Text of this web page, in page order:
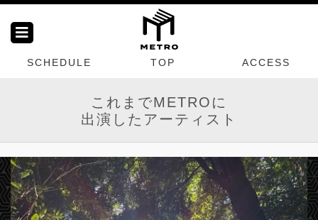
SCHEDULE TOP ACCESS
これまでMETROに
出演したアーティスト